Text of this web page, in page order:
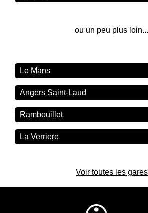
ou un peu plus loin...
Le Mans
Angers Saint-Laud
Rambouillet
La Verriere
Voir toutes les gares